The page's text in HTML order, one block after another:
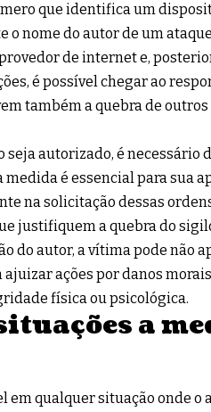
que identifica um
o nome do autor de um
de internet e,
é possível chegar ao
também a quebra de
seja autorizado, é
é essencial para sua
na solicitação dessas
justifiquem a quebra do
do autor, a vítima pode não
ações por danos
física ou psicológica.
a
em qualquer situação onde